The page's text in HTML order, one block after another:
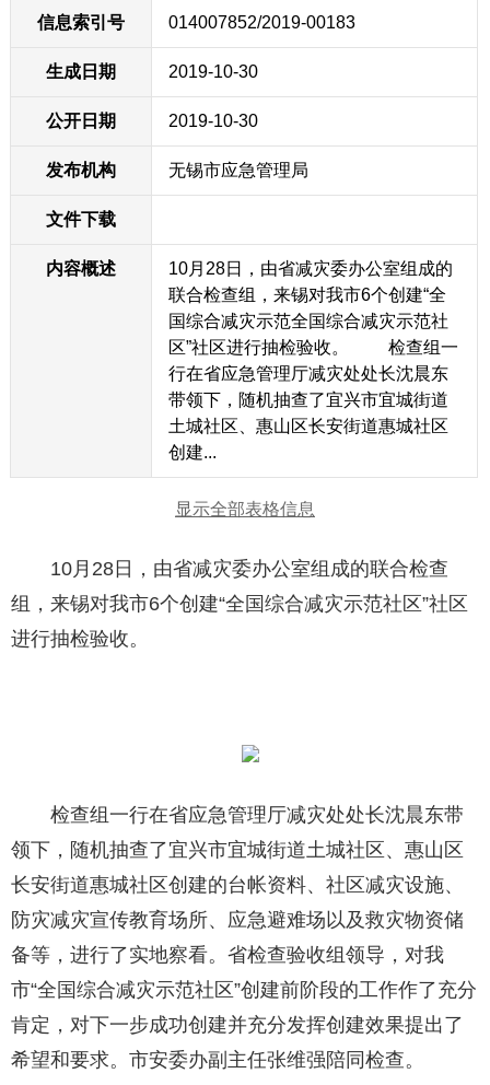
信息索引号 014007852/2019-00183
生成日期 2019-10-30
公开日期 2019-10-30
发布机构 无锡市应急管理局
文件下载
内容概述
10月28日，由省减灾委办公室组成的
联合检查组，来锡对我市6个创建“全
国综合减灾示范全国综合减灾示范社
区”社区进行抽检验收。 检查组一
行在省应急管理厅减灾处处长沈晨东
带领下，随机抽查了宜兴市宜城街道
土城社区、惠山区长安街道惠城社区
创建...
显示全部表格信息
10月28日，由省减灾委办公室组成的联合检查
组，来锡对我市6个创建“全国综合减灾示范社区”社区
进行抽检验收。
检查组一行在省应急管理厅减灾处处长沈晨东带
领下，随机抽查了宜兴市宜城街道土城社区、惠山区
长安街道惠城社区创建的台帐资料、社区减灾设施、
防灾减灾宣传教育场所、应急避难场以及救灾物资储
备等，进行了实地察看。省检查验收组领导，对我
市“全国综合减灾示范社区”创建前阶段的工作作了充分
肯定，对下一步成功创建并充分发挥创建效果提出了
希望和要求。市安委办副主任张维强陪同检查。